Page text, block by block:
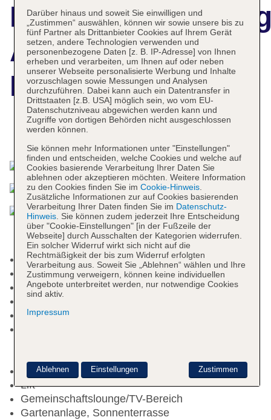
Anantara Mui Ne
Resort
Das bietet Ihre Unterkunft
Raucherbereich
Check-in Zeit ab 15:00 Uhr
Check-out Zeit bis 12:00 Uhr
Hoteleröffnung: 2008
Gästebetreuung: Sprachen: deutsch, englisch
Lift
Gemeinschaftslounge/TV-Bereich
Gartenanlage, Sonnenterrasse
Darüber hinaus und soweit Sie einwilligen und
„Zustimmen“ auswählen, können wir sowie unsere bis zu
fünf Partner als Drittanbieter Cookies auf Ihrem Gerät
setzen, andere Technologien verwenden und
personenbezogene Daten [z. B. IP-Adresse] von Ihnen
erheben und verarbeiten, um Ihnen auf oder neben
unserer Webseite personalisierte Werbung und Inhalte
vorzuschlagen sowie Messungen und Analysen
durchzuführen. Dabei kann auch ein Datentransfer in
Drittstaaten [z.B. USA] möglich sein, wo vom EU-
Datenschutzniveau abgewichen werden kann und
Zugriffe von dortigen Behörden nicht ausgeschlossen
werden können.
Sie können mehr Informationen unter "Einstellungen"
finden und entscheiden, welche Cookies und welche auf
Cookies basierende Verarbeitung Ihrer Daten Sie
ablehnen oder akzeptieren möchten. Weitere Information
zu den Cookies finden Sie im Cookie-Hinweis.
Zusätzliche Informationen zur auf Cookies basierenden
Verarbeitung Ihrer Daten finden Sie im Datenschutz-
Hinweis. Sie können zudem jederzeit Ihre Entscheidung
über "Cookie-Einstellungen" [in der Fußzeile der
Webseite] durch Ausschalten der Kategorien widerrufen.
Ein solcher Widerruf wirkt sich nicht auf die
Rechtmäßigkeit der bis zum Widerruf erfolgten
Verarbeitung aus. Soweit Sie „Ablehnen“ wählen und Ihre
Zustimmung verweigern, können keine individuellen
Angebote unterbreitet werden, nur notwendige Cookies
sind aktiv.
Impressum
Zustimmen
Ablehnen Einstellungen